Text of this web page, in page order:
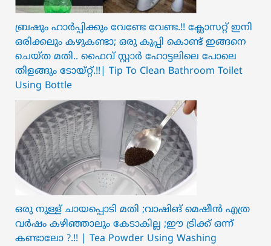
ബ്രഷും ഹാർപ്പിക്കും വേണ്ടേ വേണ്ട.!! ക്ലോസറ്റ് ഇനി
ഒരിക്കലും കഴുകണ്ടാ; ഒരു കുപ്പി കൊണ്ട് ഇങ്ങനെ
ചെയ്ത മതി.. ഫൈവ് സ്റ്റാർ ഹോട്ടലിലെ പോലെ
തിളങ്ങും ടോയ്റ്റ്.!!| Tip To Clean Bathroom Toilet
Using Bottle
ഒരു നുള്ള് ചായപ്പൊടി മതി ;വാഷിങ് മെഷീൻ എത്ര
വർഷം കഴിഞ്ഞാലും കേടാകില്ല ;ഈ ട്രിക്ക് ഒന്ന്
കണ്ടാലോ ?.!! | Tea Powder Using Washing